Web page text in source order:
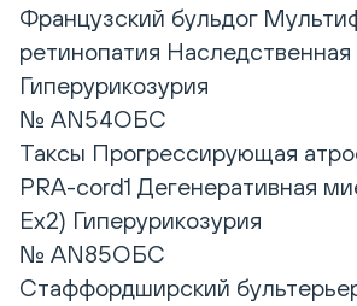
Французский бульдог
ретинопатия Наследственная
Гиперурикозурия
№ AN54ОБС
Таксы Прогрессирующая
PRA-cord1 Дегенеративная
Ex2) Гиперурикозурия
№ AN85ОБС
Стаффордширский